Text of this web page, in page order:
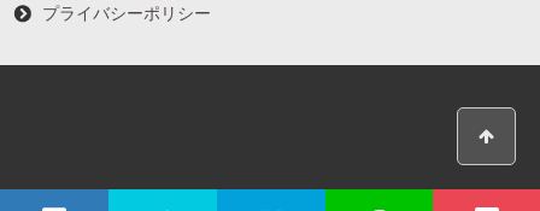
プライバシーポリシー